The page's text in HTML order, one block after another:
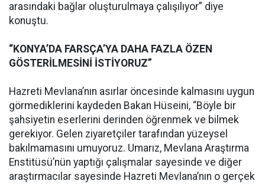
arasındaki bağlar oluşturulmaya çalışılıyor” diye
konuştu.
“KONYA’DA FARSÇA’YA DAHA FAZLA ÖZEN
GÖSTERİLMESİNİ İSTİYORUZ”
Hazreti Mevlana’nın asırlar öncesinde kalmasını uygun
görmediklerini kaydeden Bakan Hüseini, “Böyle bir
şahsiyetin eserlerini derinden öğrenmek ve bilmek
gerekiyor. Gelen ziyaretçiler tarafından yüzeysel
bakılmamasını umuyoruz. Umarız, Mevlana Araştırma
Enstitüsü’nün yaptığı çalışmalar sayesinde ve diğer
araştırmacılar sayesinde Hazreti Mevlana’nın o gerçek